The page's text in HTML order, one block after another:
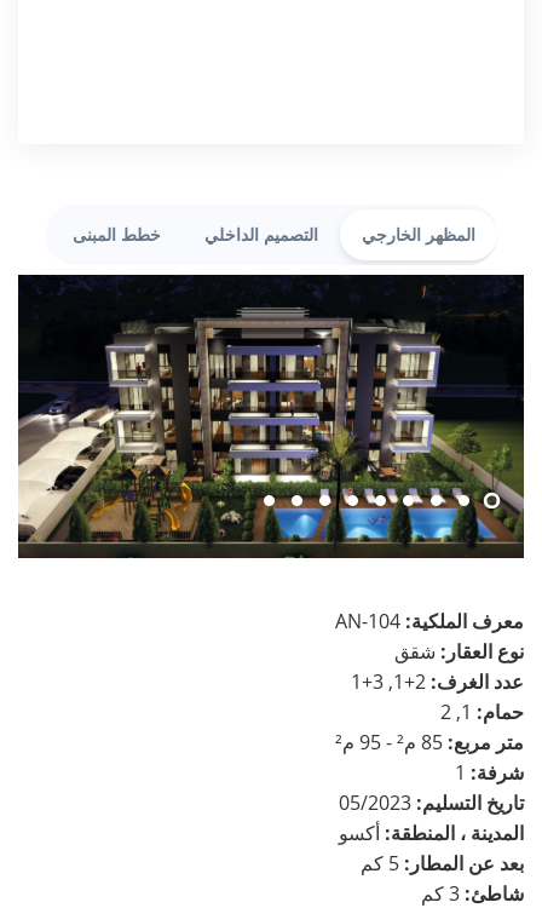
المظهر الخارجي التصميم الداخلي خطط المبنى
معرف الملكية: AN-104
نوع العقار: شقق
عدد الغرف: 2+1, 3+1
حمام: 1, 2
متر مربع: 85 م² - 95 م²
شرفة: 1
تاريخ التسليم:
المدينة ، المنطقة: أكسو
بعد عن المطار:
شاطئ: